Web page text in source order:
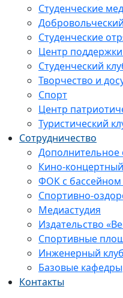
Студенческие
Студенческие
Центр
Студенческий
Творчество и
Спорт
Центр
Туристический
Сотрудничество
Дополнительное
Кино-концертный
ФОК с бассейном
Спортивно-
Медиастудия
Издательство
Спортивные
Инженерный клуб
Базовые кафедры
Контакты